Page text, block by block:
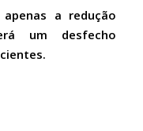
a redução
um desfecho